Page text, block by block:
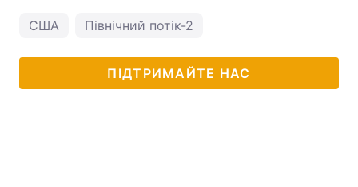
США Північний потік-2
ПІДТРИМАЙТЕ НАС